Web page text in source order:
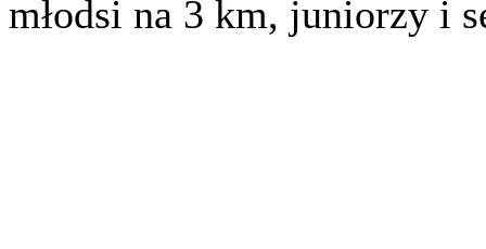
młodsi na 3 km, juniorzy i